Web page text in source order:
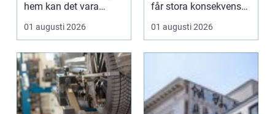
hem kan det vara
&ou...
01 augusti 2026
får stora konsekvenser.
En liten avvikels...
01 augusti 2026